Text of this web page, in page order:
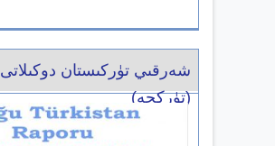
شەرقىي تۈركىستان دوكىلاتى
(تۈركچە)